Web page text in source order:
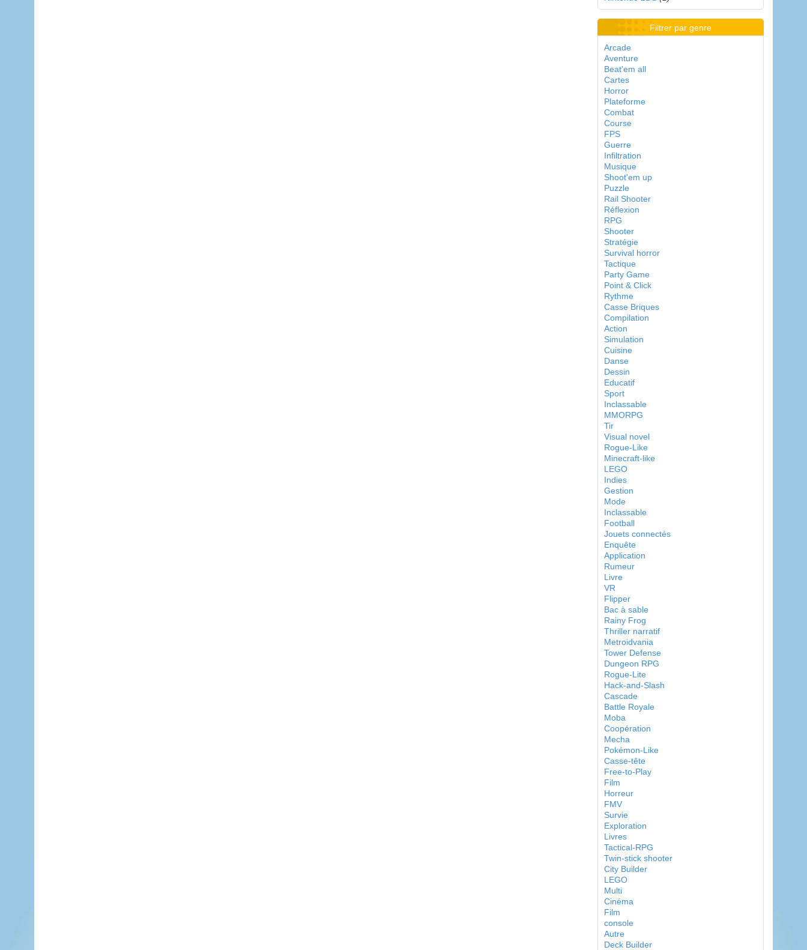
Filtrer par genre
Arcade
Aventure
Beat'em all
Cartes
Horror
Plateforme
Combat
Course
FPS
Guerre
Infiltration
Musique
Shoot'em up
Puzzle
Rail Shooter
Réflexion
RPG
Shooter
Stratégie
Survival horror
Tactique
Party Game
Point & Click
Rythme
Casse Briques
Compilation
Action
Simulation
Cuisine
Danse
Dessin
Educatif
Sport
Inclassable
MMORPG
Tir
Visual novel
Rogue-Like
Minecraft-like
LEGO
Indies
Gestion
Mode
Inclassable
Football
Jouets connectés
Enquête
Application
Rumeur
Livre
VR
Flipper
Bac à sable
Rainy Frog
Thriller narratif
Metroidvania
Tower Defense
Dungeon RPG
Rogue-Lite
Hack-and-Slash
Cascade
Battle Royale
Moba
Coopération
Mecha
Pokémon-Like
Casse-tête
Free-to-Play
Film
Horreur
FMV
Survie
Exploration
Livres
Tactical-RPG
Twin-stick shooter
City Builder
LEGO
Multi
Cinéma
Film
console
Autre
Deck Builder